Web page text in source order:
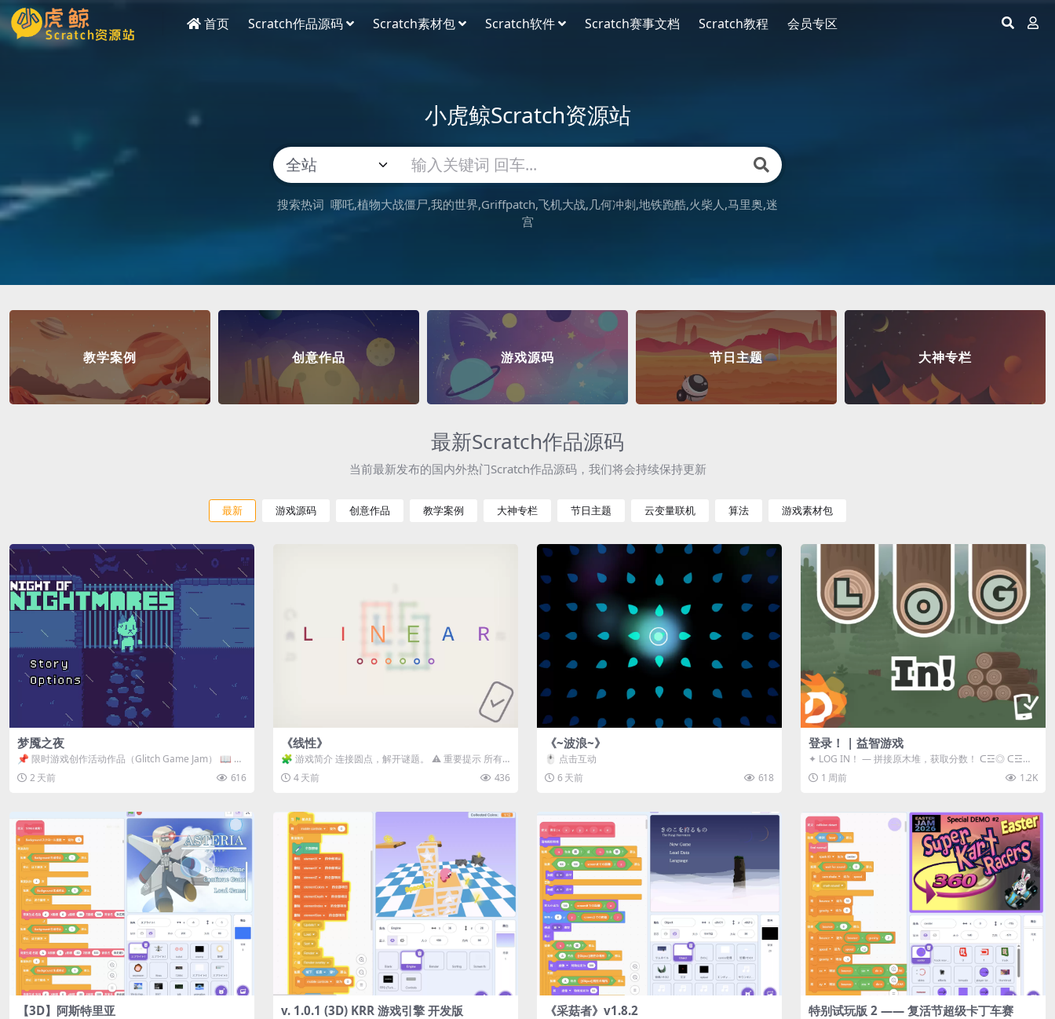
首页 Scratch作品源码 Scratch素材包 Scratch软件 Scratch赛事文档 Scratch教程 会员专区
小虎鲸Scratch资源站
搜索热词 哪吒 植物大战僵尸 我的世界 Griffpatch 飞机大战 几何冲刺 地铁跑酷 火柴人 马里奥 迷
宫
教学案例 创意作品 游戏源码 节日主题 大神专栏
最新Scratch作品源码
当前最新发布的国内外热门Scratch作品源码，我们将会持续保持更新
最新 游戏源码 创意作品 教学案例 大神专栏 节日主题 云变量联机 算法 游戏素材包
梦魇之夜
📌 限时游戏创作活动作品（Glitch Game Jam） 📖 故
事背景 怪物四...
2 天前 616
《线性》
🧩 游戏简介 连接圆点，解开谜题。 ⚠️ 重要提示 所有
关卡均可通关，请确保使用...
4 天前 436
《~波浪~》
🖱️ 点击互动
6 天前
618
登录！ | 益智游戏
✦ LOG IN！ — 拼接原木堆，获取分数！ ᑕ☲◎ ᑕ☲◎
ᑕ☲◎ ᑕ☲◎ ...
1 周前 1.2K
【3D】阿斯特里亚 v. 1.0.1 (3D) KRR 游戏引擎 开发版 《采菇者》v1.8.2 特别试玩版 2 —— 复活节超级卡丁车赛